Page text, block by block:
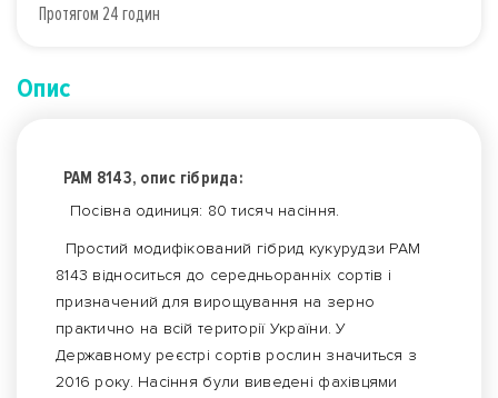
Протягом 24 годин
Опис
РАМ 8143, опис гібрида:
Посівна одиниця: 80 тисяч насіння.
Простий модифікований гібрид кукурудзи РАМ
8143 відноситься до середньоранніх сортів і
призначений для вирощування на зерно
практично на всій території України. У
Державному реєстрі сортів рослин значиться з
2016 року. Насіння були виведені фахівцями